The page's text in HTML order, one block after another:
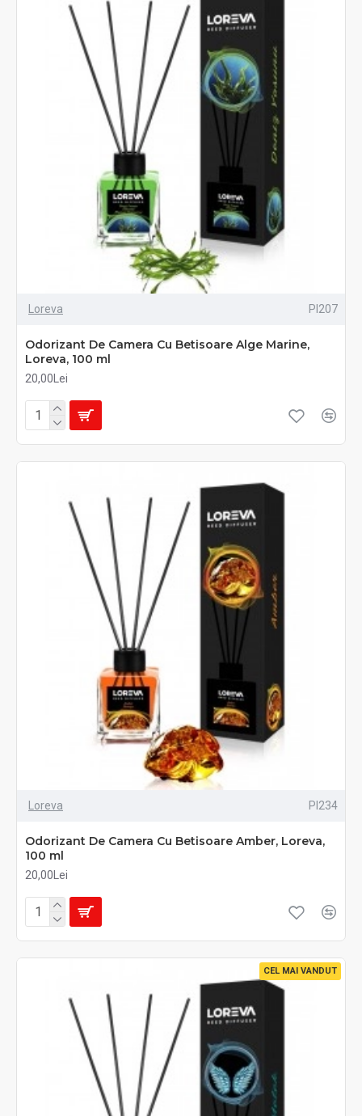
Loreva PI207
Odorizant De Camera Cu Betisoare Alge Marine,
Loreva, 100 ml
20,00Lei
Loreva PI234
Odorizant De Camera Cu Betisoare Amber, Loreva,
100 ml
20,00Lei
CEL MAI VANDUT